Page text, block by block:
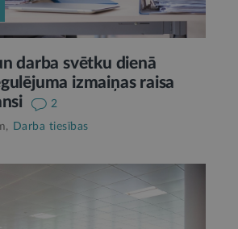
darba svētku dienā
izmaiņas raisa
2
Darba tiesības